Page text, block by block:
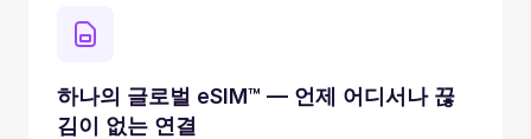
하나의 글로벌 eSIM™ — 언제 어디서나 끊
김이 없는 연결